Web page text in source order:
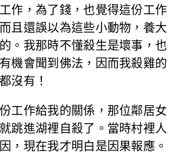
作，為了錢，也覺得這份工作
且還誤以為這些小動物，養大
。我那時不懂殺生是壞事，也
機會聞到佛法，因而我殺雞的
沒有！
工作給我的關係，那位鄰居女
跳進湖裡自殺了。當時村裡人
，現在我才明白是因果報應。